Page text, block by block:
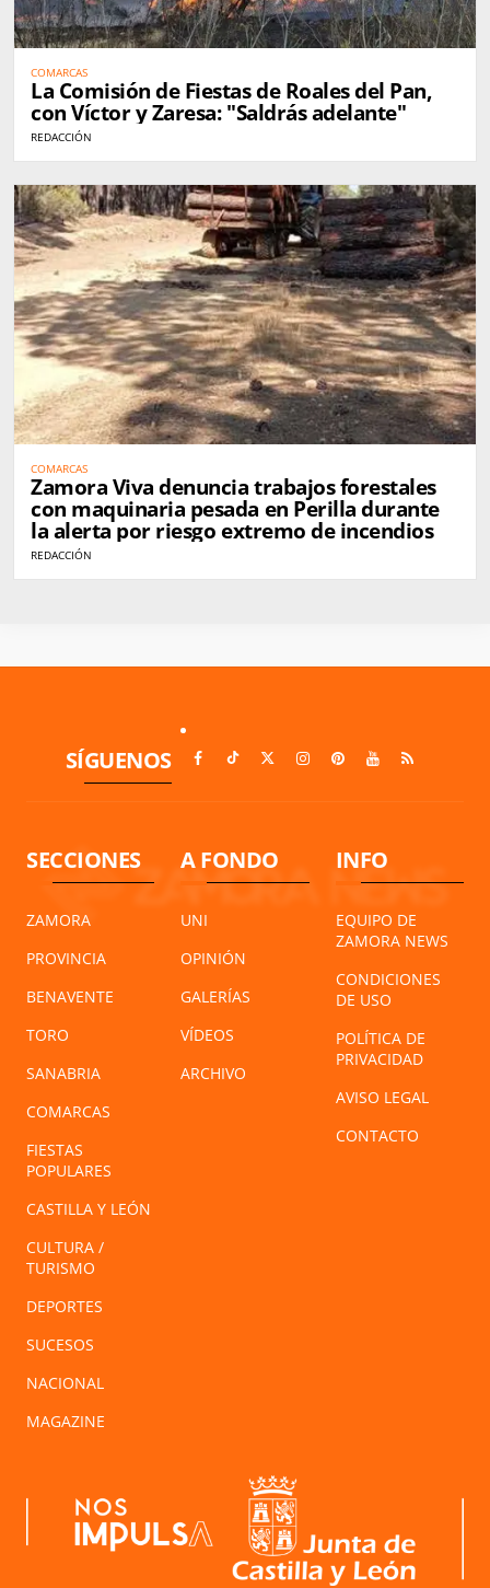
COMARCAS
La Comisión de Fiestas de Roales del Pan,
con Víctor y Zaresa: "Saldrás adelante"
REDACCIÓN
COMARCAS
Zamora Viva denuncia trabajos forestales
con maquinaria pesada en Perilla durante
la alerta por riesgo extremo de incendios
REDACCIÓN
SÍGUENOS
SECCIONES
ZAMORA
PROVINCIA
BENAVENTE
TORO
SANABRIA
COMARCAS
FIESTAS
POPULARES
CASTILLA Y LEÓN
CULTURA /
TURISMO
DEPORTES
SUCESOS
NACIONAL
MAGAZINE
A FONDO
UNI
OPINIÓN
GALERÍAS
VÍDEOS
ARCHIVO
INFO
EQUIPO DE
ZAMORA NEWS
CONDICIONES
DE USO
POLÍTICA DE
PRIVACIDAD
AVISO LEGAL
CONTACTO